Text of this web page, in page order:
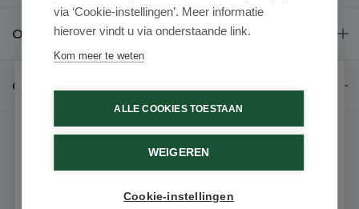
Over ons
Contact
9.6 / 10 (531 beoordelingen)
via ‘Cookie-instellingen’. Meer informatie
hierover vindt u via onderstaande link.
Kom meer te weten
ALLE COOKIES TOESTAAN
WEIGEREN
Cookie-instellingen
Schrijf je in voor onze nieuwsbrief
Ontvang als eerste de beste aanbiedingen en persoonlijk
advies